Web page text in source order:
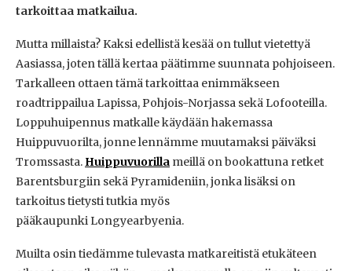
tarkoittaa matkailua.
Mutta millaista? Kaksi edellistä kesää on tullut vietettyä
Aasiassa, joten tällä kertaa päätimme suunnata pohjoiseen.
Tarkalleen ottaen tämä tarkoittaa enimmäkseen
roadtrippailua Lapissa, Pohjois-Norjassa sekä Lofooteilla.
Loppuhuipennus matkalle käydään hakemassa
Huippuvuorilta, jonne lennämme muutamaksi päiväksi
Tromssasta. Huippuvuorilla meillä on bookattuna retket
Barentsburgiin sekä Pyramideniin, jonka lisäksi on
tarkoitus tietysti tutkia myös
pääkaupunki Longyearbyenia.
Muilta osin tiedämme tulevasta matkareitistä etukäteen